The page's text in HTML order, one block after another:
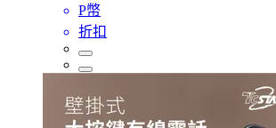
P幣
折扣